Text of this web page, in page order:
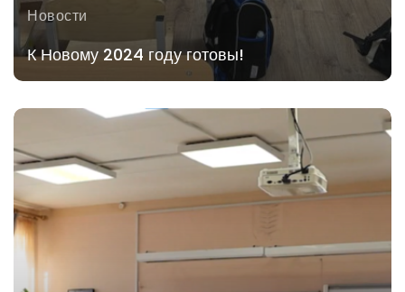
Новости
К Новому 2024 году готовы!